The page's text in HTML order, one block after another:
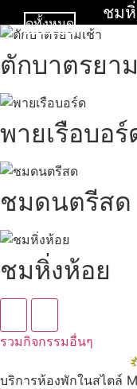
ชม
ตักบาตรยา
พายเรือบอร์
ชมดนตรีสด
ชมหิ่งห้อย
รวมกิจกรรมอื่นๆ
บริการห้องพักในสไตล์
ดูทั้งหมด